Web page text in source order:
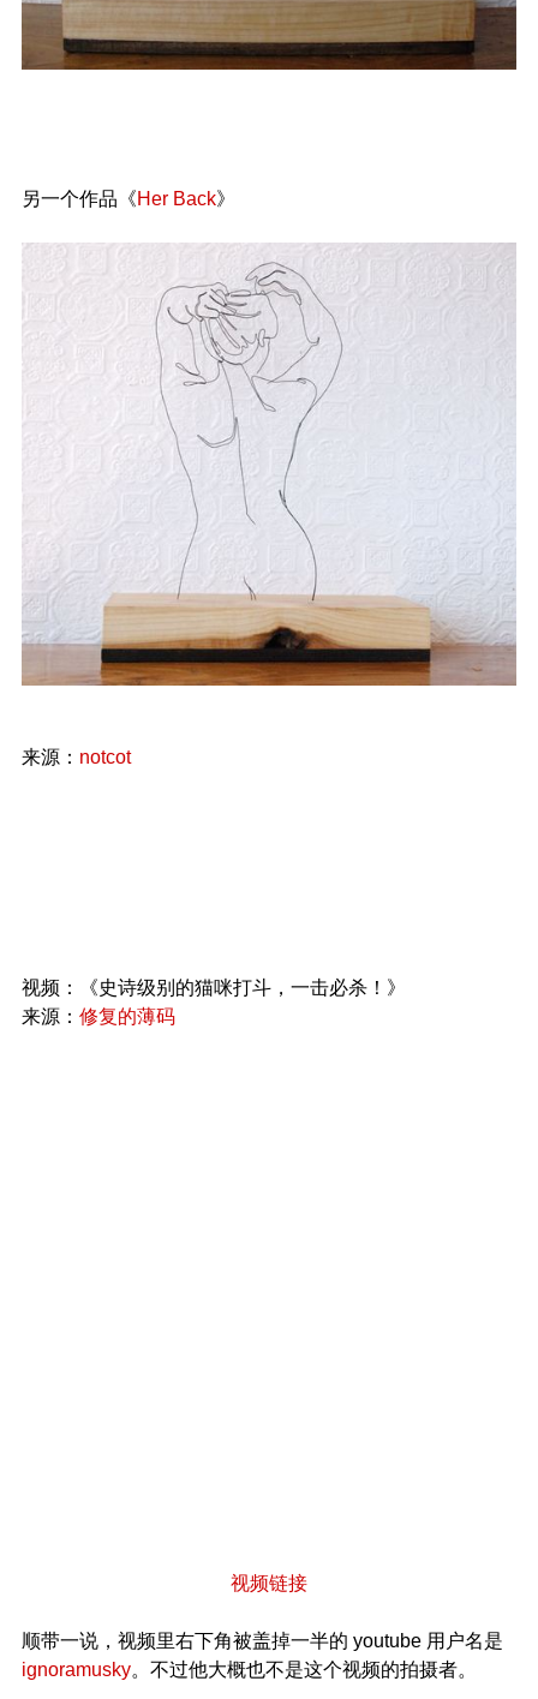
另一个作品《Her Back》
来源： notcot
视频：《史诗级别的猫咪打斗，一击必杀！》
来源： 修复的薄码
视频链接
顺带一说，视频里右下角被盖掉一半的 youtube 用户名是
ignoramusky。不过他大概也不是这个视频的拍摄者。